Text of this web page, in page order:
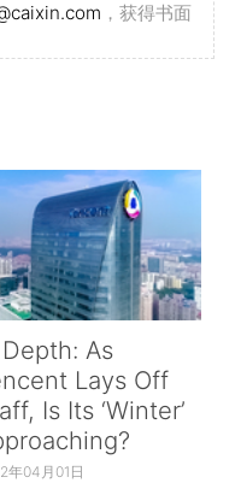
，获得书面
As
Lays Off
Is Its ‘Winter’
年04月01日